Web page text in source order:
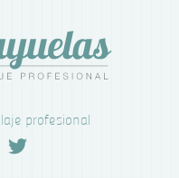
profesional